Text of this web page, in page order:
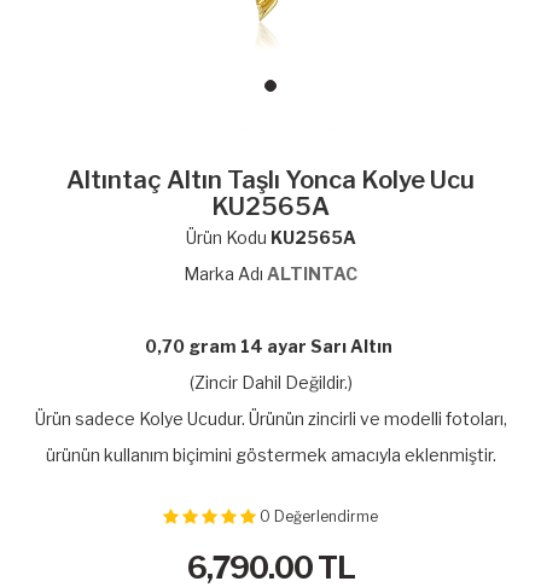
Altıntaç Altın Taşlı Yonca Kolye Ucu
KU2565A
Ürün Kodu KU2565A
Marka Adı ALTINTAC
0,70 gram 14 ayar Sarı Altın
(Zincir Dahil Değildir.)
Ürün sadece Kolye Ucudur. Ürünün zincirli ve modelli fotoları,
ürünün kullanım biçimini göstermek amacıyla eklenmiştir.
0 Değerlendirme
6,790.00TL